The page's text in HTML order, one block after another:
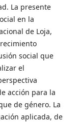
La presente
en la
de Loja,
social que
el
acción para la
de género. La
aplicada, de